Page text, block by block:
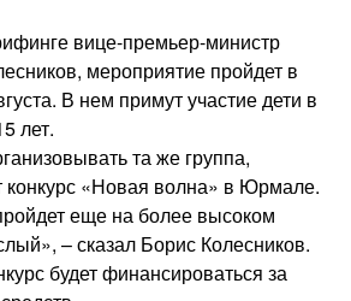
вице-премьер-министр
мероприятие пройдет в
В нем примут участие дети в
лет.
та же группа,
конкурс «Новая волна» в Юрмале.
еще на более высоком
– сказал Борис Колесников.
будет финансироваться за